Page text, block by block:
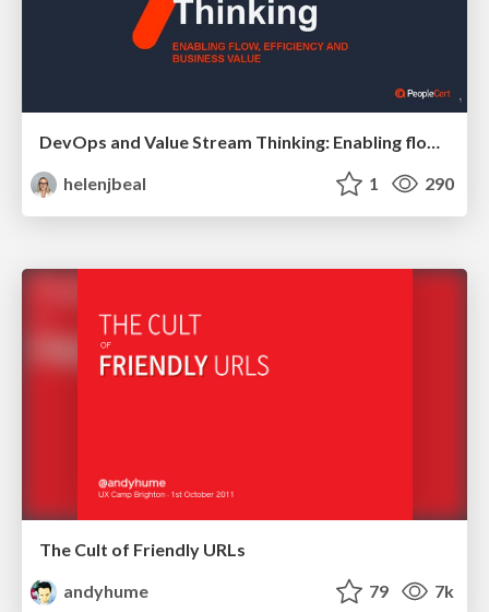
DevOps and Value Stream Thinking: Enabling flow, efficiency and business value
helenjbeal
1 290
The Cult of Friendly URLs
andyhume
79 7k